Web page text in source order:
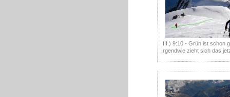
III.) 9:10 - Grün ist schon
Irgendwie zieht sich das